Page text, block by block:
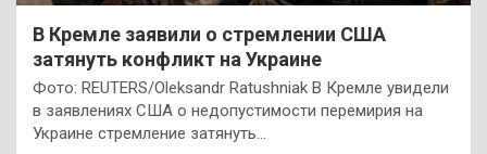
В Кремле заявили о стремлении США
затянуть конфликт на Украине
Фото: REUTERS/Oleksandr Ratushniak В Кремле увидели
в заявлениях США о недопустимости перемирия на
Украине стремление затянуть…